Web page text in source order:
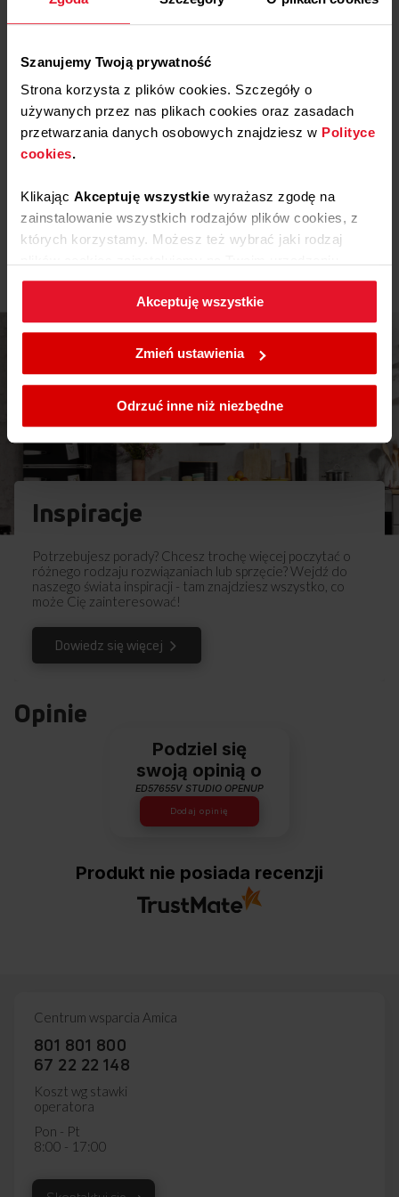
Szanujemy Twoją prywatność
Strona korzysta z plików cookies. Szczegóły o
używanych przez nas plikach cookies oraz zasadach
przetwarzania danych osobowych znajdziesz w Polityce
cookies.
Klikając Akceptuję wszystkie wyrażasz zgodę na
zainstalowanie wszystkich rodzajów plików cookies, z
których korzystamy. Możesz też wybrać jaki rodzaj
klikającZmień ustawienia.
W każdej chwili możesz zmienić wybrane przez Ciebie
ustawienia plików cookies wchodząc w zakładkę
Akceptuję wszystkie
Zmień ustawienia
Odrzuć inne niż niezbędne
Plikido pobrania
Deklaracja zgodności
Deklaracja zgodności Pobierz
Etykieta energetyczna Pobierz
Karta produktu Pobierz
Instrukcja użytkownika
bezpieczeństwa
Pobierz
Instrukcja obsługi Pobierz
Skrócona instrukcja obsługi
Pokaż więcej
Inspiracje
Potrzebujesz porady? Chcesz trochę więcej poczytać o
różnego rodzaju rozwiązaniach lub sprzęcie? Wejdź do
naszego świata inspiracji - tam znajdziesz wszystko, co
może Cię zainteresować!
Dowiedz się więcej
Opinie
Podziel się
swoją opinią o
ED57655V STUDIO OPENUP
Dodaj opinię
Produkt nie posiada recenzji
Centrum wsparcia Amica
801 801 800
67 22 22 148
Koszt wg stawki
operatora
Pon - Pt
8:00 - 17:00